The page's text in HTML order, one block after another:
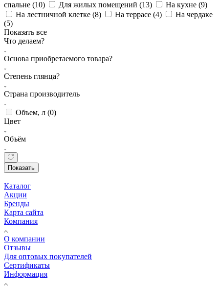
спальне (10) Для жилых помещений (13) На кухне (9)
На лестничной клетке (8) На террасе (4)
На чердаке
(5)
Показать все
Что делаем?
Основа приобретаемого товара?
Степень глянца?
Страна производитель
Объем, л (0)
Цвет
Объём
Показать
Каталог
Акции
Бренды
Карта сайта
Компания
О компании
Отзывы
Для оптовых покупателей
Сертификаты
Информация